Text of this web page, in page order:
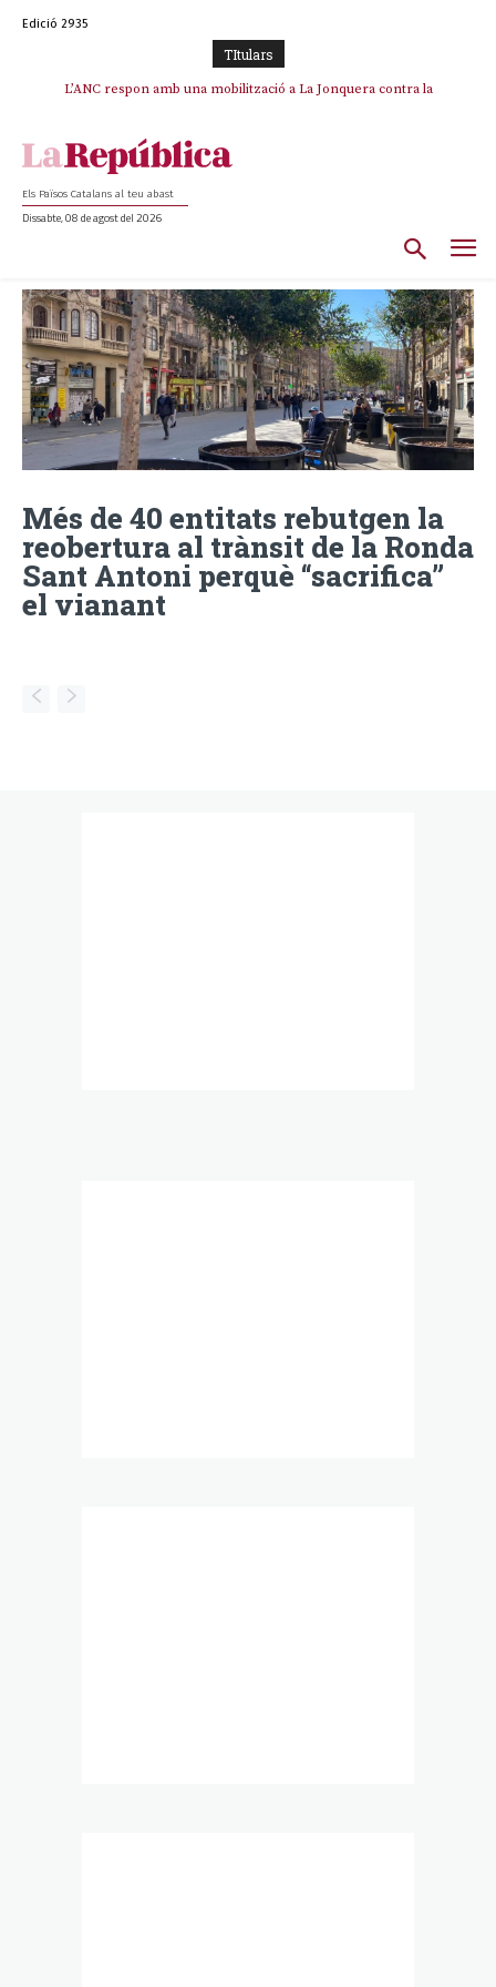
Edició 2935
TItulars
L’ANC respon amb una mobilització a La Jonquera contra la
Els Països Catalans al teu abast
Dissabte, 08 de agost del 2026
Més de 40 entitats rebutgen la
reobertura al trànsit de la Ronda
Sant Antoni perquè “sacrifica”
el vianant